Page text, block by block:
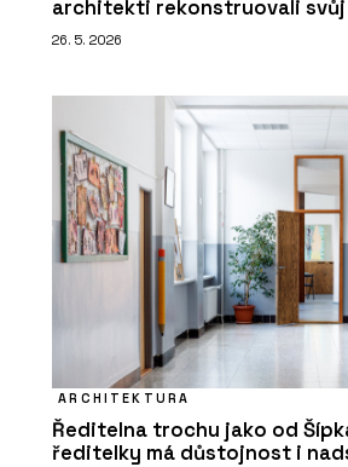
architekti rekonstruovali
26. 5. 2026
ARCHITEKTURA
Ředitelna trochu jako od
ředitelky má důstojnost i